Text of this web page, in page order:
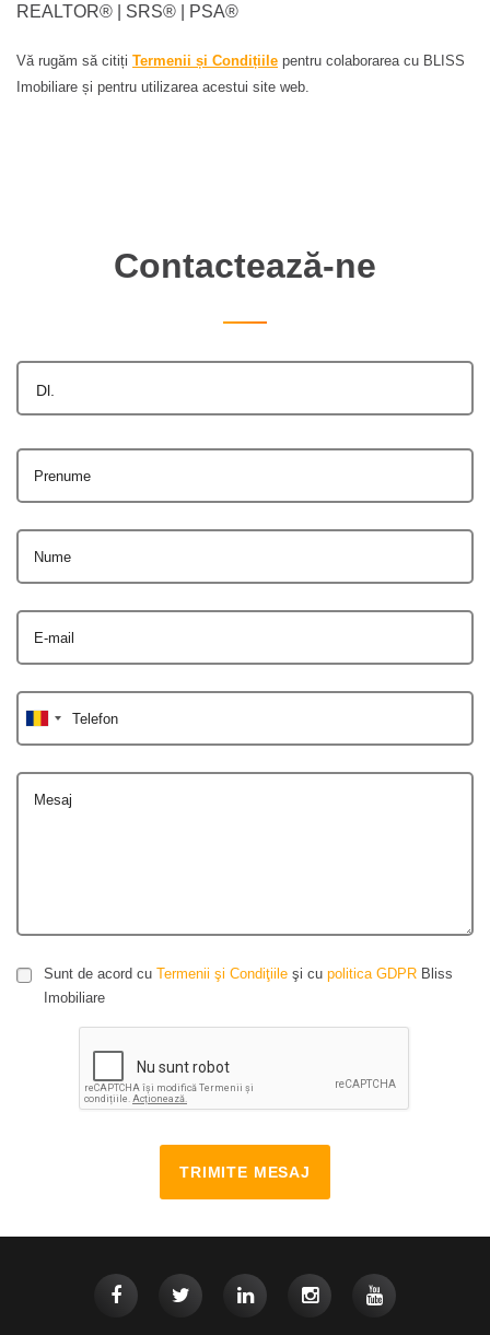
REALTOR®️ | SRS®️ | PSA®️
Vă rugăm să citiți Termenii și Condițiile pentru colaborarea cu BLISS
Imobiliare și pentru utilizarea acestui site web.
Contactează-ne
Dl.
Prenume
Nume
E-mail
Telefon
Mesaj
Sunt de acord cu Termenii şi Condiţiile şi cu politica GDPR Bliss
Imobiliare
TRIMITE MESAJ